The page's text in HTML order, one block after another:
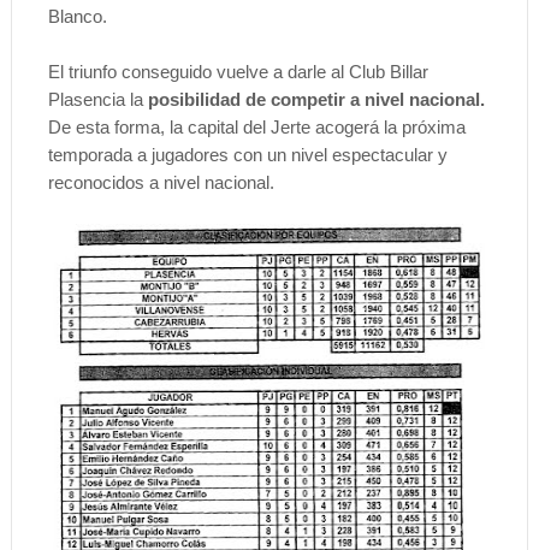
Blanco.
El triunfo conseguido vuelve a darle al Club Billar
Plasencia la posibilidad de competir a nivel nacional.
De esta forma, la capital del Jerte acogerá la próxima
temporada a jugadores con un nivel espectacular y
reconocidos a nivel nacional.